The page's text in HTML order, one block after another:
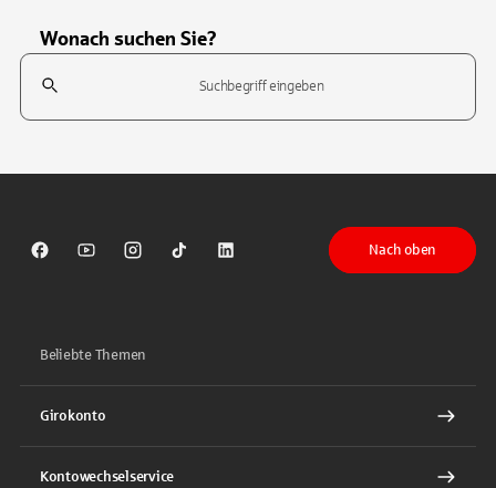
Wonach suchen Sie?
Suchfeld
Sparkasse auf Facebook
Sparkasse auf Youtube
Sparkasse auf Instagram
Sparkasse auf TikTok
Sparkasse auf LinkedIn
Nach oben
Beliebte Themen
Girokonto
Kontowechselservice